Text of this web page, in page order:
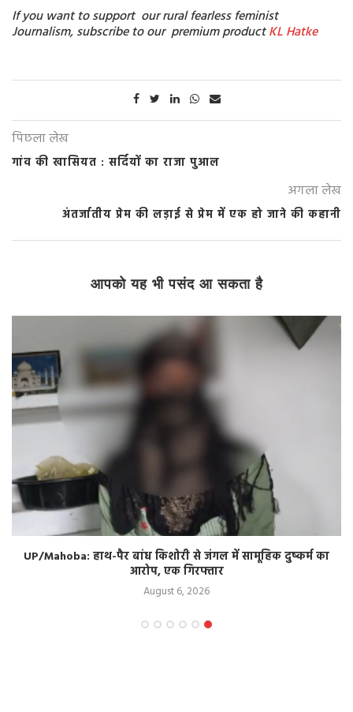
If you want to support our rural fearless feminist
Journalism, subscribe to our premium productKL Hatke
पिछला लेख
गांव की खासियत : सर्दियों का राजा पुआल
अगला लेख
अंतर्जातीय प्रेम की लड़ाई से प्रेम में एक हो जाने की कहानी
आपको यह भी पसंद आ सकता है
UP/Mahoba: हाथ-पैर बांध किशोरी से जंगल में सामूहिक दुष्कर्म का
आरोप, एक गिरफ्तार
August 6, 2026